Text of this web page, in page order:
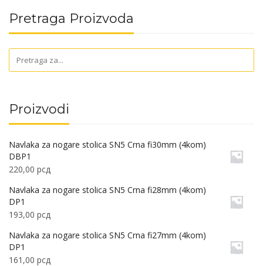
Pretraga Proizvoda
Proizvodi
Navlaka za nogare stolica SN5 Crna fi30mm (4kom)
DBP1
220,00 рсд
Navlaka za nogare stolica SN5 Crna fi28mm (4kom)
DP1
193,00 рсд
Navlaka za nogare stolica SN5 Crna fi27mm (4kom)
DP1
161,00 рсд